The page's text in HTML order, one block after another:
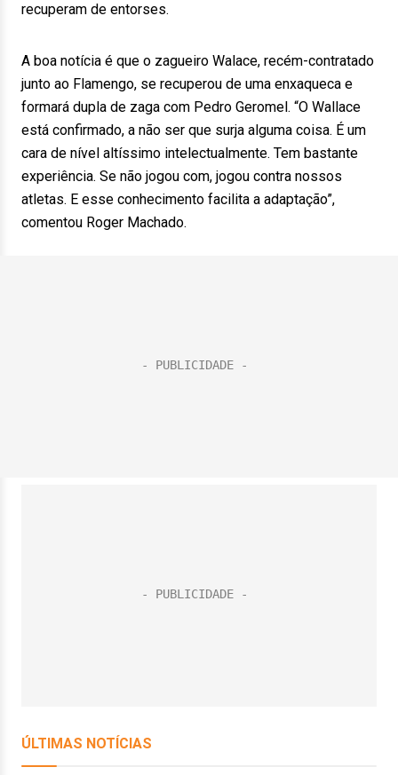
recuperam de entorses.
A boa notícia é que o zagueiro Walace, recém-contratado
junto ao Flamengo, se recuperou de uma enxaqueca e
formará dupla de zaga com Pedro Geromel. “O Wallace
está confirmado, a não ser que surja alguma coisa. É um
cara de nível altíssimo intelectualmente. Tem bastante
experiência. Se não jogou com, jogou contra nossos
atletas. E esse conhecimento facilita a adaptação”,
comentou Roger Machado.